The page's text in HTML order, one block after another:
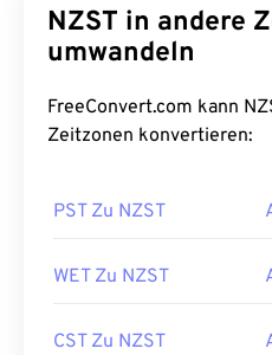
NZST in andere
umwandeln
FreeConvert.com kann
Zeitzonen konvertieren:
PST Zu NZST
WET Zu NZST
CST Zu NZST